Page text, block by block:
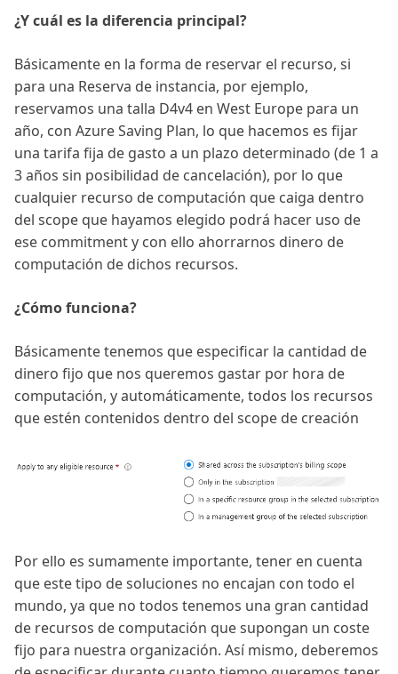
¿Y cuál es la diferencia principal?
Básicamente en la forma de reservar el recurso, si
para una Reserva de instancia, por ejemplo,
reservamos una talla D4v4 en West Europe para un
año, con Azure Saving Plan, lo que hacemos es fijar
una tarifa fija de gasto a un plazo determinado (de 1 a
3 años sin posibilidad de cancelación), por lo que
cualquier recurso de computación que caiga dentro
del scope que hayamos elegido podrá hacer uso de
ese commitment y con ello ahorrarnos dinero de
computación de dichos recursos.
¿Cómo funciona?
Básicamente tenemos que especificar la cantidad de
dinero fijo que nos queremos gastar por hora de
computación, y automáticamente, todos los recursos
que estén contenidos dentro del scope de creación
Por ello es sumamente importante, tener en cuenta
que este tipo de soluciones no encajan con todo el
mundo, ya que no todos tenemos una gran cantidad
de recursos de computación que supongan un coste
fijo para nuestra organización. Así mismo, deberemos